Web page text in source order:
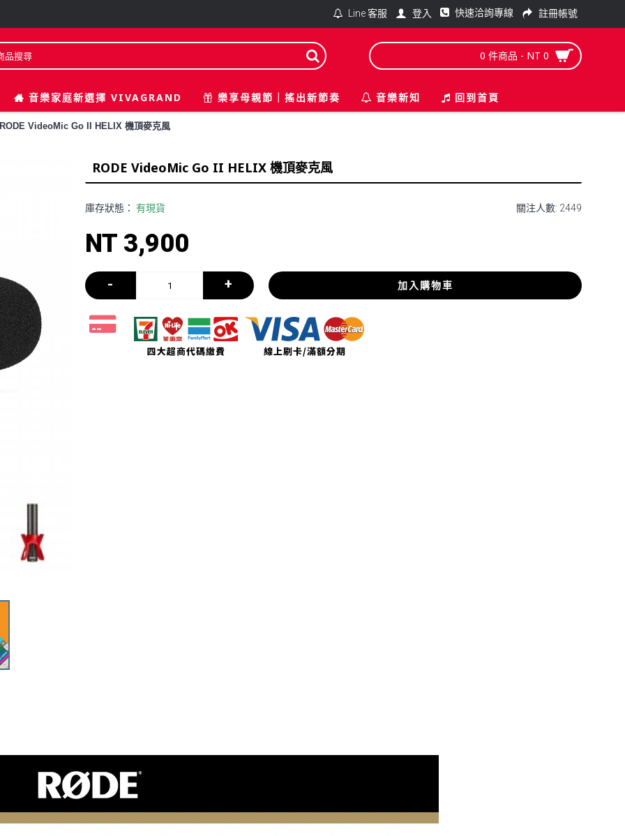
Line 客服 登入 快速洽詢專線 註冊帳號
0 件商品 - NT 0
音樂家庭新選擇 VIVAGRAND 樂享母親節｜搖出新節奏 音樂新知 回到首頁
RODE VideoMic Go II HELIX 機頂麥克風
RODE VideoMic Go II HELIX 機頂麥克風
關注人數: 2449
庫存狀態： 有現貨
NT 3,900
- + 加入購物車